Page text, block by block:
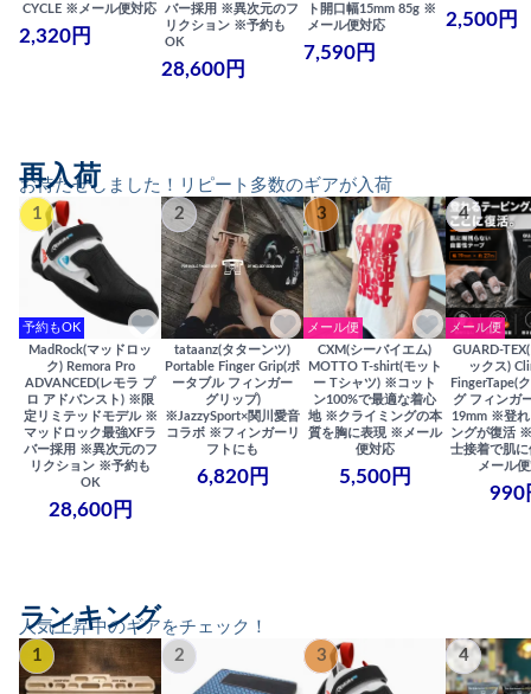
CYCLE ※メール便対応
2,320円
バー採用 ※異次元のフ
リクション ※予約も
OK
28,600円
ト開口幅15mm 85g ※
メール便対応
7,590円
2,500円
お待たせしました！リピート多数のギアが入荷
再入荷
1
予約もOK
MadRock(マッドロッ
ク) Remora Pro
ADVANCED(レモラ プ
ロ アドバンスト) ※限
定リミテッドモデル ※
マッドロック最強XFラ
バー採用 ※異次元のフ
リクション ※予約も
OK
28,600円
2
tataanz(タターンツ)
Portable Finger Grip(ポ
ータブル フィンガー
グリップ)
※JazzySport×関川愛音
コラボ ※フィンガーリ
フトにも
6,820円
3
メール便
CXM(シーバイエム)
MOTTO T-shirt(モット
ー Tシャツ) ※コット
ン100%で最適な着心
地 ※クライミングの本
質を胸に表現 ※メール
便対応
5,500円
4
メール便
GUARD-
ックス)
FingerTape(
グ フィンガ
19mm ※登れ
ングが復活
士接着で肌
メール
990
人気上昇中のギアをチェック！
ランキング
1 2 3 4